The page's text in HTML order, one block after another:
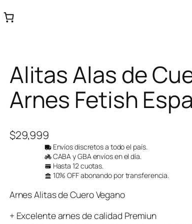
Alitas Alas de
Arnes Fetish
$29,999
Envíos discretos a todo el país.
CABA y GBA envíos en el día.
Hasta 12 cuotas.
10% OFF abonando por transferencia.
Arnes Alitas de Cuero Vegano
+ Excelente arnes de calidad Premiun